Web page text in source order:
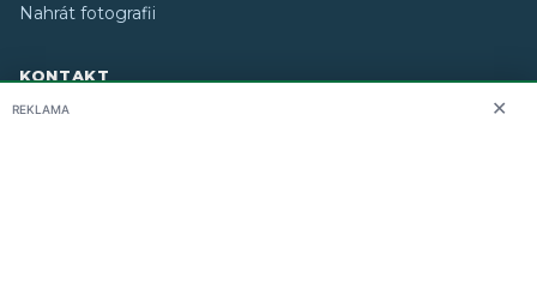
Nahrát fotografii
KONTAKT
O nás
REKLAMA ✕